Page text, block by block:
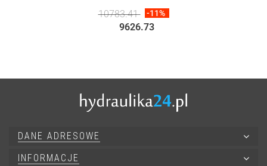
10783.41 -11%
9626.73
DANE ADRESOWE
INFORMACJE